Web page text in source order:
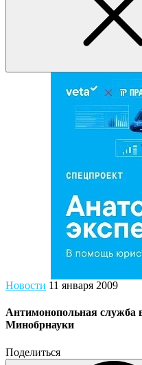
Новости 11 января 2009
Антимонопольная служба
Минобрнауки
Поделиться